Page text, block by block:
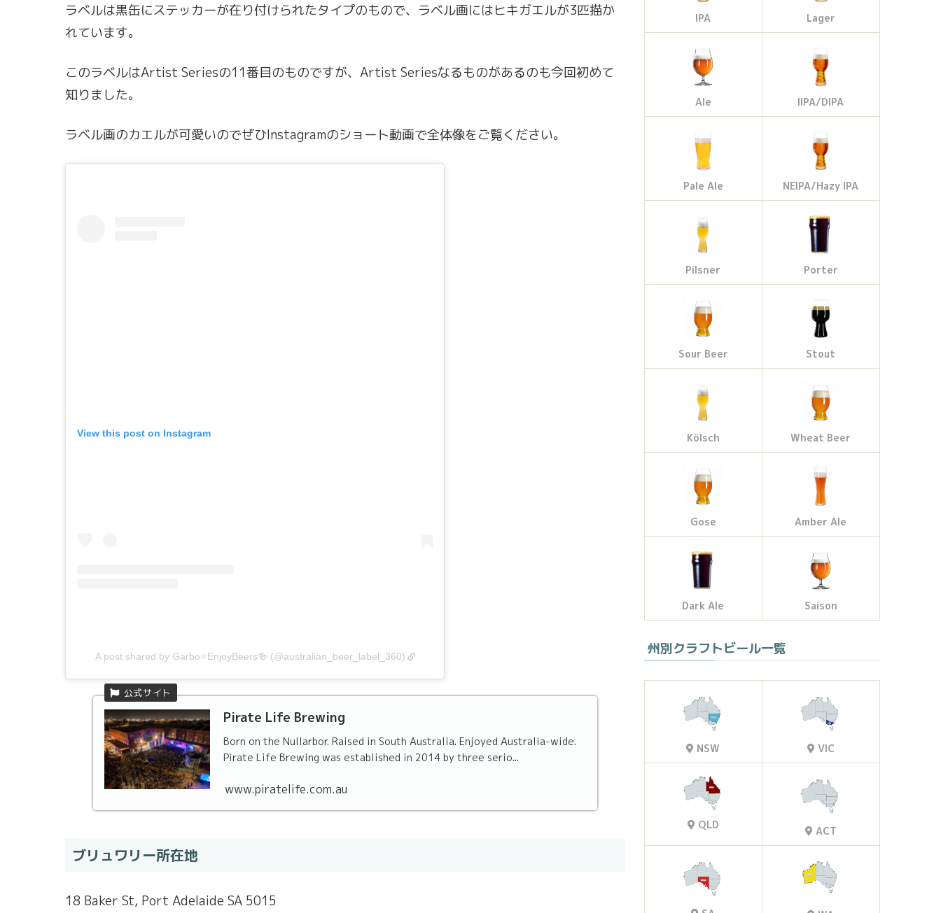
ラベルは黒缶にステッカーが在り付けられたタイプのもので、ラベル画にはヒキガエルが3匹描か
れています。
このラベルはArtist Seriesの11番目のものですが、Artist Seriesなるものがあるのも今回初めて
知りました。
ラベル画のカエルが可愛いのでぜひInstagramのショート動画で全体像をご覧ください。
View this post on Instagram
A post shared by Garbo⭐️EnjoyBeers🍻 (@australian_beer_label_360)
Pirate Life Brewing
Born on the Nullarbor. Raised in South Australia. Enjoyed Australia-wide.
Pirate Life Brewing was established in 2014 by three serio...
www.piratelife.com.au
ブリュワリー所在地
18 Baker St, Port Adelaide SA 5015
IPA Lager
Ale IIPA/DIPA
Pale Ale NEIPA/Hazy IPA
Pilsner Porter
Sour Beer Stout
Kölsch Wheat Beer
Gose Amber Ale
Dark Ale Saison
州別クラフトビール一覧
NSW VIC
QLD ACT